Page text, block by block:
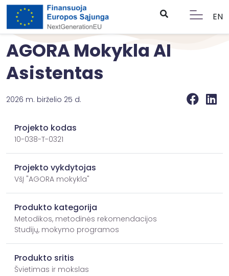
EN
AGORA Mokykla AI
Asistentas
2026 m. birželio 25 d.
Projekto kodas
10-038-T-0321
Projekto vykdytojas
VšĮ "AGORA mokykla"
Produkto kategorija
Metodikos, metodinės rekomendacijos
Studijų, mokymo programos
Produkto sritis
Švietimas ir mokslas